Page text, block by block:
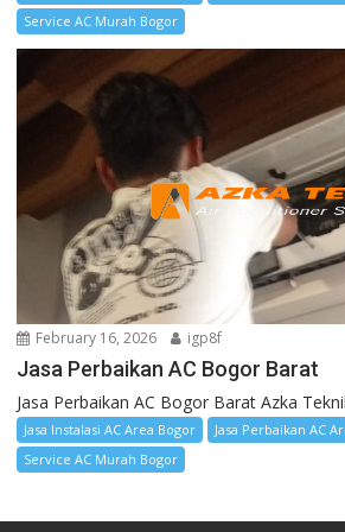
Service AC Murah Bogor
February 16, 2026 igp8f
Jasa Perbaikan AC Bogor Barat
Jasa Perbaikan AC Bogor Barat Azka
Jasa Instalasi AC Area Bogor
Jasa Perbaikan AC
Service AC Murah Bogor